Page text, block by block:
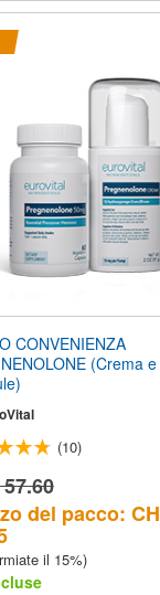
CONVENIENZA
(Crema e
(10)
del pacco:
il 15%)